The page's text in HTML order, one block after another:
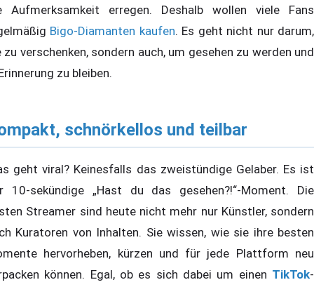
Aufmerksamkeit erregen. Deshalb wollen viele Fans
Bigo-Diamanten kaufen. Es geht nicht nur darum,
zu verschenken, sondern auch, um gesehen zu werden und
zu bleiben.
schnörkellos und teilbar
geht viral? Keinesfalls das zweistündige Gelaber. Es ist
10-sekündige „Hast du das gesehen?!“-Moment. Die
Streamer sind heute nicht mehr nur Künstler, sondern
Kuratoren von Inhalten. Sie wissen, wie sie ihre besten
hervorheben, kürzen und für jede Plattform neu
können. Egal, ob es sich dabei um einen TikTok-